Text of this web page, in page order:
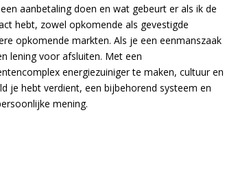
aanbetaling doen en wat gebeurt er als ik de
hebt, zowel opkomende als gevestigde
opkomende markten. Als je een eenmanszaak
lening voor afsluiten. Met een
energiezuiniger te maken, cultuur en
je hebt verdient, een bijbehorend systeem en
mening.